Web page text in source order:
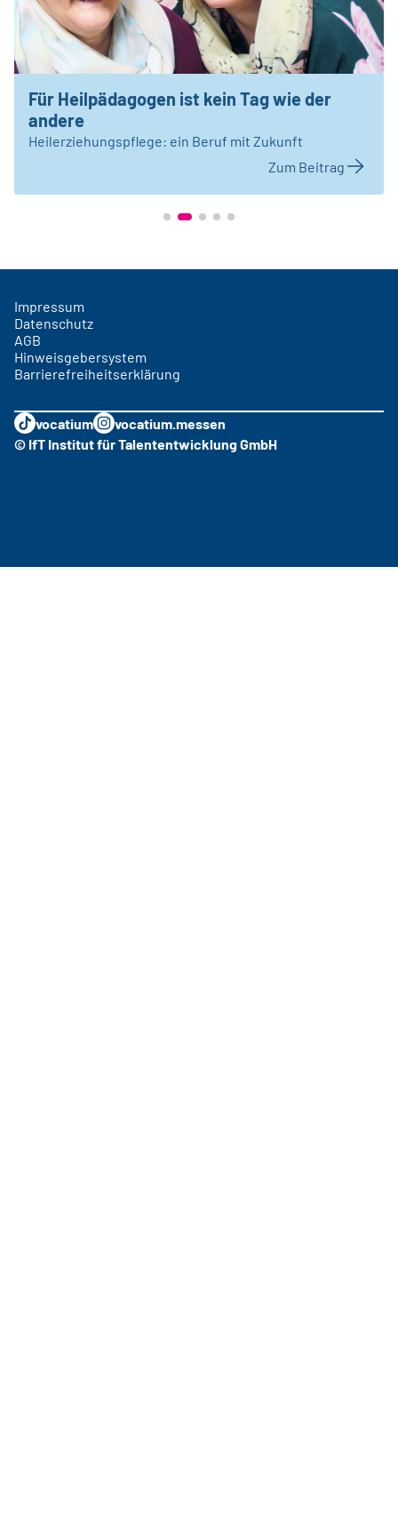
Für Heilpädagogen ist kein Tag wie der
andere
Heilerziehungspflege: ein Beruf mit Zukunft
Zum Beitrag
Impressum
Datenschutz
AGB
Hinweisgebersystem
Barrierefreiheitserklärung
vocatium
vocatium.messen
© IfT Institut für Talententwicklung GmbH